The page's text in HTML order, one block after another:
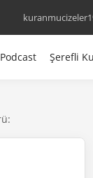
Podcast Şerefli